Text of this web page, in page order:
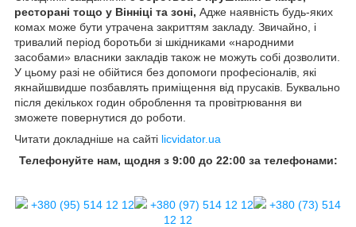
ресторані тощо у Вінніці та зоні, Адже наявність будь-яких
комах може бути утрачена закриттям закладу. Звичайно, і
тривалий період боротьби зі шкідниками «народними
засобами» власники закладів також не можуть собі дозволити.
У цьому разі не обійтися без допомоги професіоналів, які
якнайшвидше позбавлять приміщення від прусаків. Буквально
після декількох годин оброблення та провітрювання ви
зможете повернутися до роботи.
Читати докладніше на сайті licvidator.ua
Телефонуйте нам, щодня з 9:00 до 22:00 за телефонами:
+380 (95) 514 12 12 +380 (97) 514 12 12
+380 (73) 514
12 12